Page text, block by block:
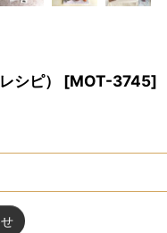
シピ） [MOT-3745]